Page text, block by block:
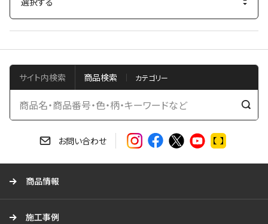
サイト内検索 商品検索
検
お問い合わせ
商品情報
施工事例